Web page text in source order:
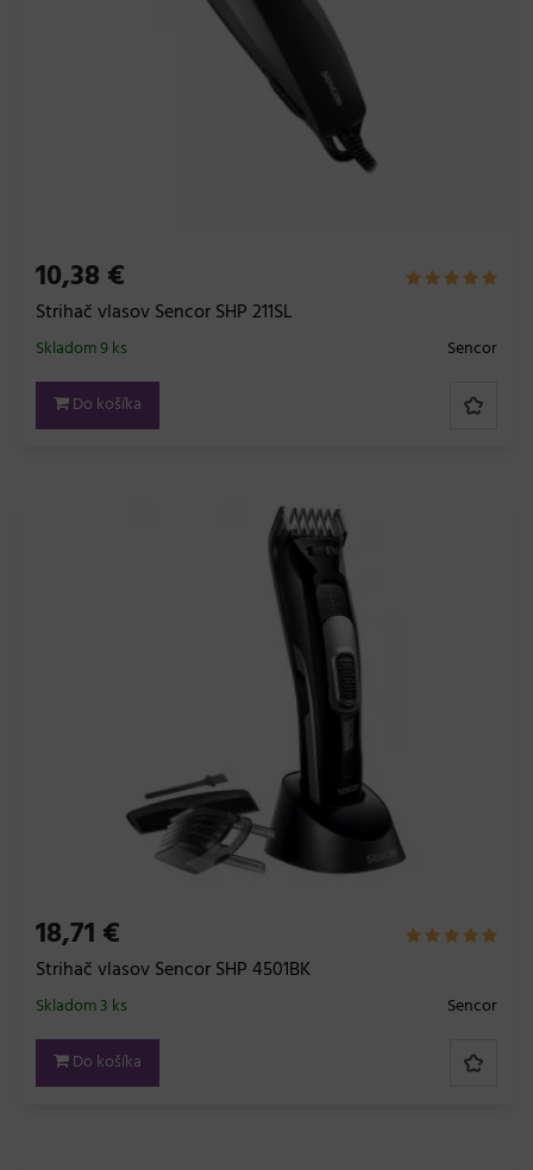
10,38 €
Strihač vlasov Sencor SHP 211SL
Sencor
Skladom 9 ks
Do košíka
18,71 €
Strihač vlasov Sencor SHP 4501BK
Sencor
Skladom 3 ks
Do košíka